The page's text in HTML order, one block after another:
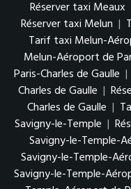
Réserver taxi Meaux
Réserver taxi Melun |
Tarif taxi Melun-
Melun-Aéroport de
Paris-Charles de Gaulle |
Charles de Gaulle |
Charles de Gaulle |
Savigny-le-Temple |
Savigny-le-Temple-
Savigny-le-Temple-
Savigny-le-Temple-